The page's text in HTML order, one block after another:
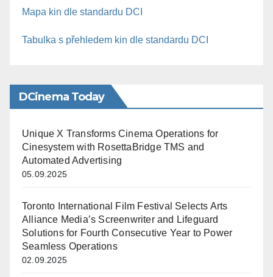
Mapa kin dle standardu DCI
Tabulka s přehledem kin dle standardu DCI
DCinema Today
Unique X Transforms Cinema Operations for
Cinesystem with RosettaBridge TMS and
Automated Advertising
05.09.2025
Toronto International Film Festival Selects Arts
Alliance Media’s Screenwriter and Lifeguard
Solutions for Fourth Consecutive Year to Power
Seamless Operations
02.09.2025